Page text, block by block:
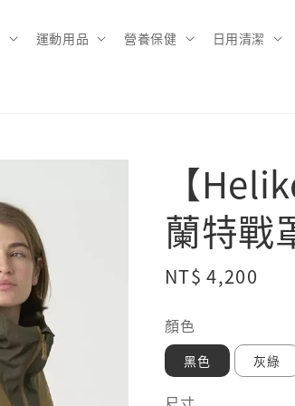
運動用品 營養保健 日用清潔
【
蘭特戰
Regular
NT$ 4,200
顏色
黑色 灰綠